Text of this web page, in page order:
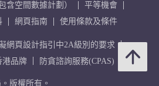
含空間數據計劃）
平等機會
網頁指南 使用條款及條件
網頁設計指引中2A級別的要求
港品牌 防貪諮詢服務(CPAS)
版權所有。